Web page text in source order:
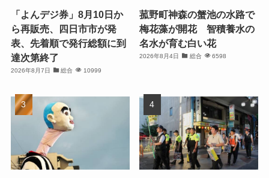
「よんデジ券」8月10日か
ら再販売、四日市市が発
表、先着順で発行総額に到
達次第終了
2026年8月7日 総合 10999
菰野町神森の蟹池の水路で
梅花藻が開花 智積養水の
名水が育む白い花
2026年8月4日 総合 6598